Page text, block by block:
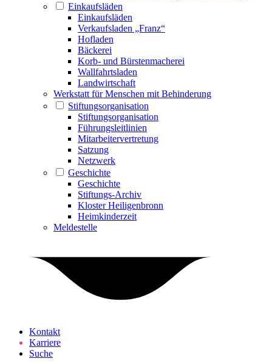
Einkaufsläden
Einkaufsläden
Verkaufsladen „Franz“
Hofladen
Bäckerei
Korb- und Bürstenmacherei
Wallfahrtsladen
Landwirtschaft
Werkstatt für Menschen mit Behinderung
Stiftungsorganisation
Stiftungsorganisation
Führungsleitlinien
Mitarbeitervertretung
Satzung
Netzwerk
Geschichte
Geschichte
Stiftungs-Archiv
Kloster Heiligenbronn
Heimkinderzeit
Meldestelle
Kontakt
Karriere
Suche